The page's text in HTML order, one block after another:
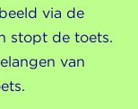
via de
stopt de toets.
van